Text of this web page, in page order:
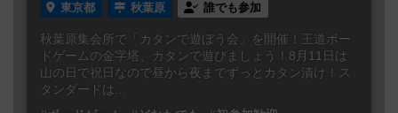
東京都 秋葉原 誰でも参加
秋葉原集会所で「カタンで遊ぼう会」を開催！王道ボー
ドゲームの金字塔、カタンで遊びましょう！8月11日は
山の日で祝日なので昼から夜までずっとカタン漬け！ス
タンダードは...